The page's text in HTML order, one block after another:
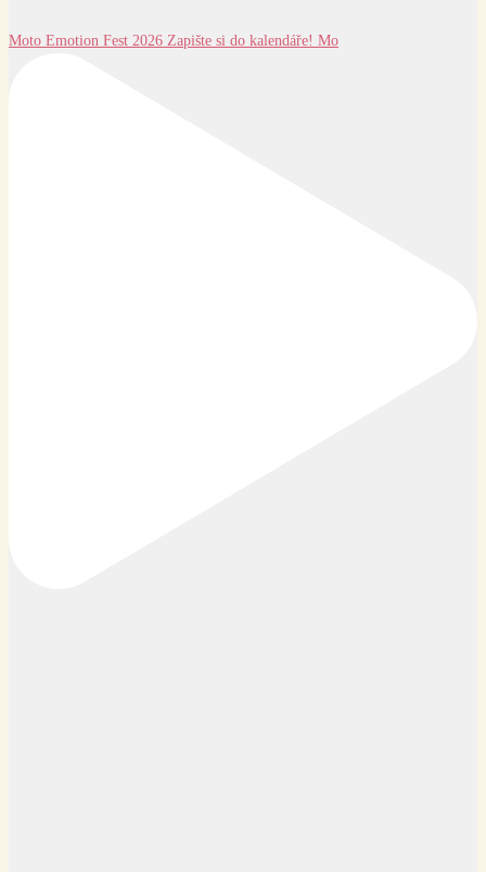
Moto Emotion Fest 2026 Zapište si do kalendáře! Mo